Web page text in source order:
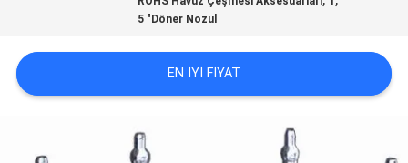
SITE
5 "Döner Nozul
EN IYI FIYAT